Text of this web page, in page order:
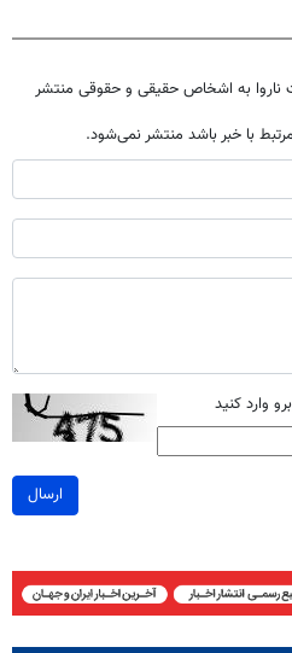
به اشخاص حقیقی و حقوقی منتشر
با خبر باشد منتشر نمی‌شود.
وارد کنید
ارسال